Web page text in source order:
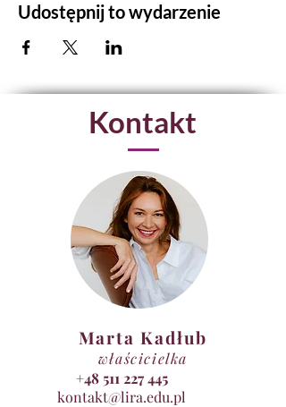
Udostępnij to wydarzenie
Kontakt
Marta Kadłub
właścicielka
+48 511 227 445
kontakt@lira.edu.pl